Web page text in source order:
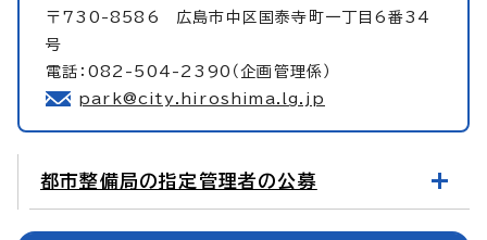
〒730-8586 広島市中区国泰寺町一丁目6番34
号
電話：082-504-2390（企画管理係）
park@city.hiroshima.lg.jp
都市整備局の指定管理者の公募